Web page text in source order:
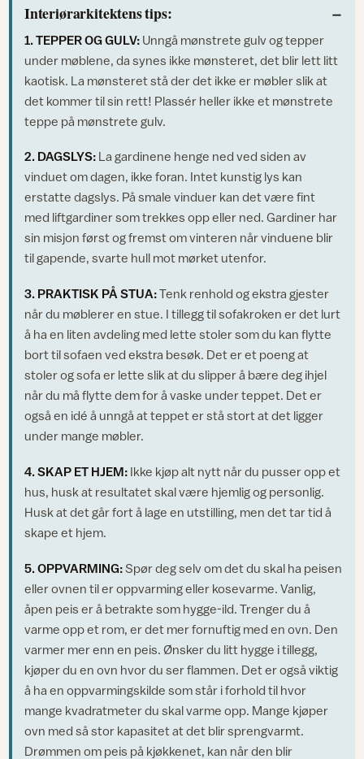
Interiørarkitektens tips:
1. TEPPER OG GULV: Unngå mønstrete gulv og tepper
under møblene, da synes ikke mønsteret, det blir lett litt
kaotisk. La mønsteret stå der det ikke er møbler slik at
det kommer til sin rett! Plassér heller ikke et mønstrete
teppe på mønstrete gulv.
2. DAGSLYS: La gardinene henge ned ved siden av
vinduet om dagen, ikke foran. Intet kunstig lys kan
erstatte dagslys. På smale vinduer kan det være fint
med liftgardiner som trekkes opp eller ned. Gardiner har
sin misjon først og fremst om vinteren når vinduene blir
til gapende, svarte hull mot mørket utenfor.
3. PRAKTISK PÅ STUA:Tenk renhold og ekstra gjester
når du møblerer en stue. I tillegg til sofakroken er det lurt
å ha en liten avdeling med lette stoler som du kan flytte
bort til sofaen ved ekstra besøk. Det er et poeng at
stoler og sofa er lette slik at du slipper å bære deg ihjel
når du må flytte dem for å vaske under teppet. Det er
også en idé å unngå at teppet er stå stort at det ligger
under mange møbler.
4. SKAP ET HJEM: Ikke kjøp alt nytt når du pusser opp et
hus, husk at resultatet skal være hjemlig og personlig.
Husk at det går fort å lage en utstilling, men det tar tid å
skape et hjem.
5. OPPVARMING:Spør deg selv om det du skal ha peisen
eller ovnen til er oppvarming eller kosevarme. Vanlig,
åpen peis er å betrakte som hygge-ild. Trenger du å
varme opp et rom, er det mer fornuftig med en ovn. Den
varmer mer enn en peis. Ønsker du litt hygge i tillegg,
kjøper du en ovn hvor du ser flammen. Det er også viktig
å ha en oppvarmingskilde som står i forhold til hvor
mange kvadratmeter du skal varme opp. Mange kjøper
ovn med så stor kapasitet at det blir sprengvarmt.
Drømmen om peis på kjøkkenet, kan når den blir